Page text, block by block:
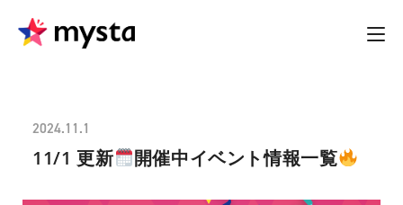
2024.11.1
11/1 更新 開催中イベント情報一覧